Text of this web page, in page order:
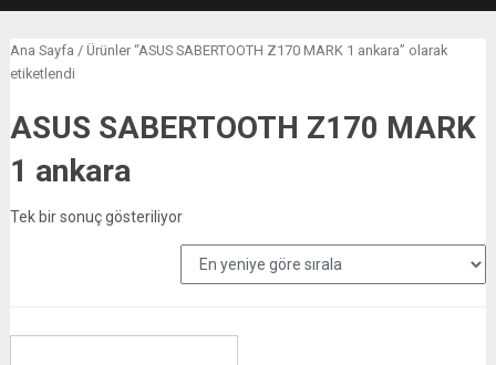
Ana Sayfa / Ürünler “ASUS SABERTOOTH Z170 MARK 1 ankara” olarak
etiketlendi
ASUS SABERTOOTH Z170 MARK
1 ankara
Tek bir sonuç gösteriliyor